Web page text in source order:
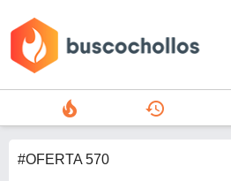
search
person
local_fire_department history
#OFERTA 570